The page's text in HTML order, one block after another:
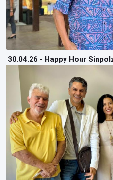
30.04.26 - Happy Hour